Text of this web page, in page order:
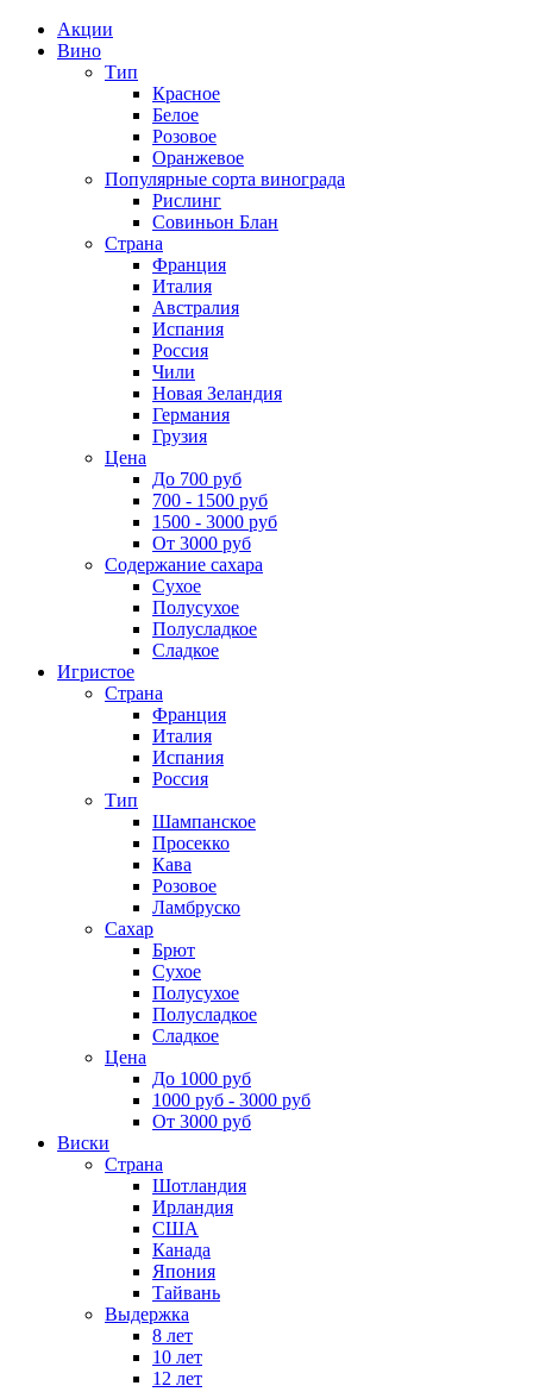
Акции
Вино
Тип
Красное
Белое
Розовое
Оранжевое
Популярные сорта винограда
Рислинг
Совиньон Блан
Страна
Франция
Италия
Австралия
Испания
Россия
Чили
Новая Зеландия
Германия
Грузия
Цена
До 700 руб
700 - 1500 руб
1500 - 3000 руб
От 3000 руб
Содержание сахара
Сухое
Полусухое
Полусладкое
Сладкое
Игристое
Страна
Франция
Италия
Испания
Россия
Тип
Шампанское
Просекко
Кава
Розовое
Ламбруско
Сахар
Брют
Сухое
Полусухое
Полусладкое
Сладкое
Цена
До 1000 руб
1000 руб - 3000 руб
От 3000 руб
Виски
Страна
Шотландия
Ирландия
США
Канада
Япония
Тайвань
Выдержка
8 лет
10 лет
12 лет